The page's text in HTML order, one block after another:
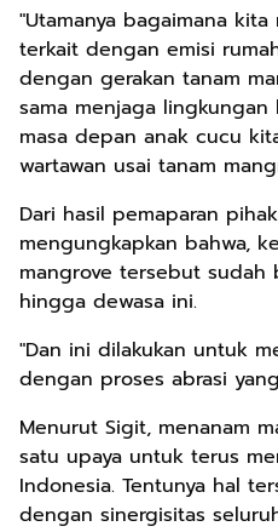
"Utamanya bagaimana
terkait dengan emisi
dengan gerakan tanam
sama menjaga lingkungan
masa depan anak cucu
wartawan usai tanam
Dari hasil pemaparan
mengungkapkan bahwa,
mangrove tersebut sudah
hingga dewasa ini.
"Dan ini dilakukan untuk
dengan proses abrasi
Menurut Sigit, menanam
satu upaya untuk terus
Indonesia. Tentunya hal
dengan sinergisitas